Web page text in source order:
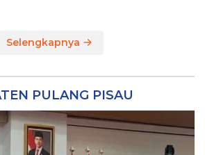
Selengkapnya
PULANG PISAU